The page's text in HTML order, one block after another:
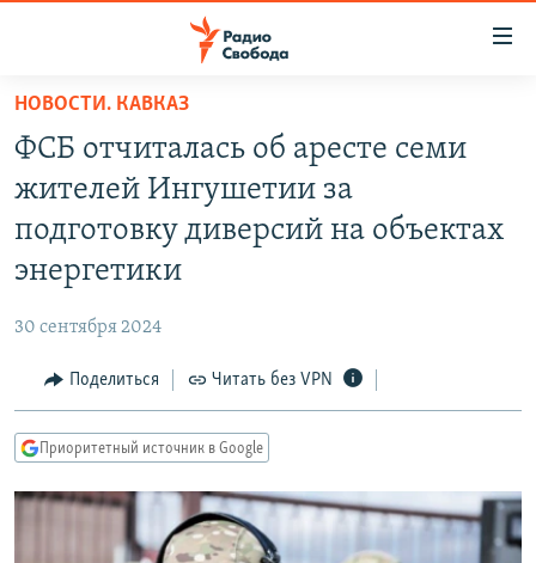
упрощенного
доступа
основному
содержанию
Вернутся
навигации
Вернутся
АВТОРСКИЕ ПРОЕКТЫ
КУЛЬТУРА
IDEL.РЕАЛИИ
КАВКАЗ.РЕАЛИИ
СИБИРЬ.РЕАЛИИ
РАСПИСАНИЕ ВЕЩАНИЯ
НОВОСТИ. КАВКАЗ
ФСБ отчиталась об аресте семи
жителей Ингушетии за
подготовку диверсий на объектах
энергетики
30 сентября 2024
Поделиться Читать без VPN
Приоритетный источник в Google